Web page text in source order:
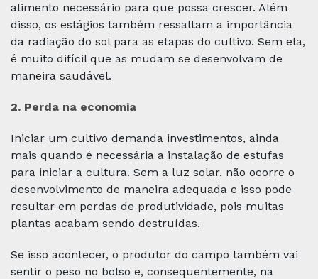
LOCALIZAÇÃO
Rodovia Washington Luís, KM 220.
São Carlos / São Paulo CEP: 13571-510
Google Maps
Obter rotas
Waze
alimento necessário para que possa crescer. Além
disso, os estágios também ressaltam a importância
da radiação do sol para as etapas do cultivo. Sem ela,
é muito difícil que as mudam se desenvolvam de
maneira saudável.
2. Perda na economia
Iniciar um cultivo demanda investimentos, ainda
mais quando é necessária a instalação de estufas
para iniciar a cultura. Sem a luz solar, não ocorre o
desenvolvimento de maneira adequada e isso pode
resultar em perdas de produtividade, pois muitas
plantas acabam sendo destruídas.
Se isso acontecer, o produtor do campo também vai
sentir o peso no bolso e, consequentemente, na